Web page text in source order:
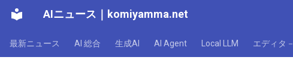
AIニュース komiyamma.net
最新ニュース AI 総合 生成AI AI Agent Local LLM エディタ－
2026-06-04
2026-06-02